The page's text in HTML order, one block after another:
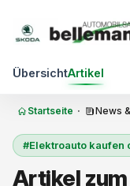
ÜbersichtArtikel
Startseite · News
#Elektroauto kaufen
Artikel